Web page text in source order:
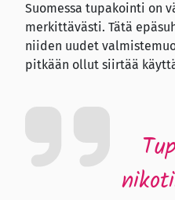
Suomessa tupakointi on
merkittävästi. Tätä
niiden uudet
pitkään ollut siirtää